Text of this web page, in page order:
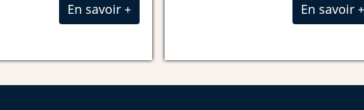
En savoir + En savoir +